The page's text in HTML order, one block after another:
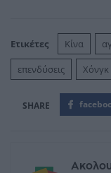
Ετικέτες Κίνα
επενδύσεις
Χόνγκ